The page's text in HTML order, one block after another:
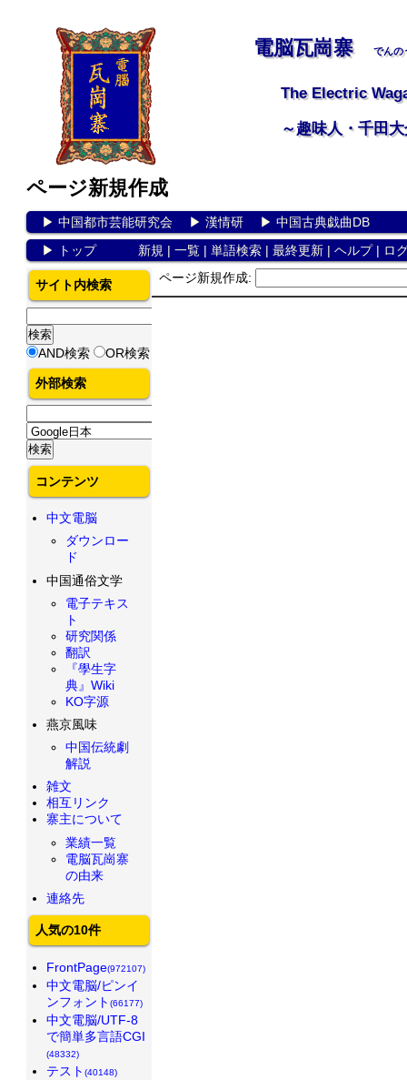
電脳瓦崗寨 でんの
The Electric
～趣味人・千田
ページ新規作成
▶ 中国都市芸能研究会▶ 漢情研▶ 中国古典戯曲DB
▶
トップ 新規 | 一覧| 単語検索| 最終更新| ヘルプ| ロ
ページ新規作成:
サイト内検索
AND検索 OR検索
外部検索
コンテンツ
中文電脳
ダウンロー
ド
中国通俗文学
電子テキス
ト
研究関係
翻訳
『學生字
典』Wiki
KO字源
燕京風味
中国伝統劇
解説
雑文
相互リンク
寨主について
業績一覧
電脳瓦崗寨
の由来
連絡先
人気の10件
FrontPage(972107)
中文電脳/ピンイ
ンフォント (66177)
中文電脳/UTF-8
で簡単多言語CGI
(48332)
テスト (40148)